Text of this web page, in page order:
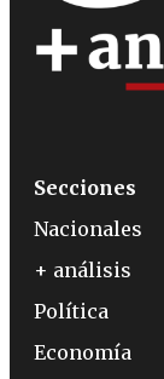
Secciones
Nacionales
+ análisis
Política
Economía